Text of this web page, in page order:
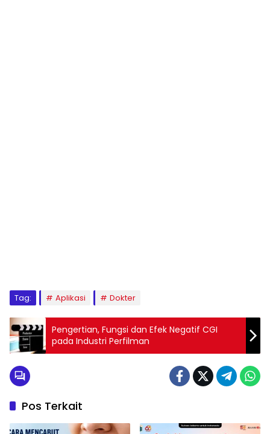
Tag: Aplikasi Dokter
Pengertian, Fungsi dan Efek Negatif CGI
pada Industri Perfilman
Pos Terkait